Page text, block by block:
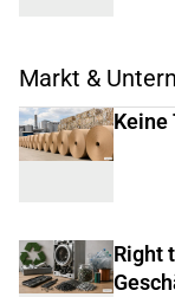
Markt &
Keine
Right